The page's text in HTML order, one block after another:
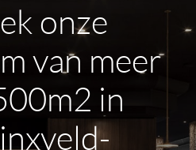
onze
van meer
in